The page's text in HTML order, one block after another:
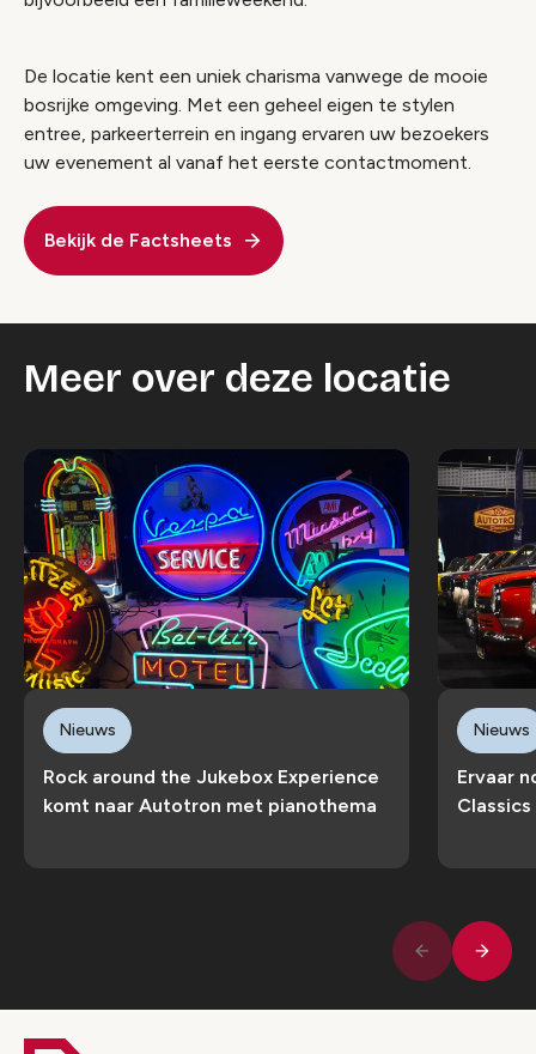
De locatie kent een uniek charisma vanwege de mooie
bosrijke omgeving. Met een geheel eigen te stylen
entree, parkeerterrein en ingang ervaren uw bezoekers
uw evenement al vanaf het eerste contactmoment.
Bekijk de Factsheets
Meer over deze locatie
Rock around the Jukebox Experience
komt naar Autotron met pianothema
Nieuws
Ervaar
Classics
Nieuws
Vorige